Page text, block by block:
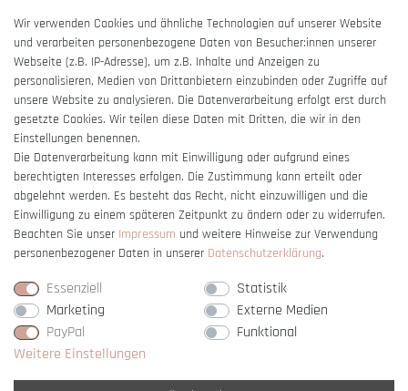
AGB
Impressum
Barrierefreiheitserklärung
Vertrag widerrufen
Wir verwenden Cookies und ähnliche Technologien auf unserer Website
und verarbeiten personenbezogene Daten von Besucher:innen unserer
Webseite (z.B. IP-Adresse), um z.B. Inhalte und Anzeigen zu
personalisieren, Medien von Drittanbietern einzubinden oder Zugriffe auf
unsere Website zu analysieren. Die Datenverarbeitung erfolgt erst durch
gesetzte Cookies. Wir teilen diese Daten mit Dritten, die wir in den
Einstellungen benennen.
Die Datenverarbeitung kann mit Einwilligung oder aufgrund eines
berechtigten Interesses erfolgen. Die Zustimmung kann erteilt oder
abgelehnt werden. Es besteht das Recht, nicht einzuwilligen und die
Einwilligung zu einem späteren Zeitpunkt zu ändern oder zu widerrufen.
Beachten Sie unser Impressum und weitere Hinweise zur Verwendung
personenbezogener Daten in unserer Daten­schutz­erklärung.
Essenziell
Statistik
Marketing
Externe Medien
PayPal
Funktional
Weitere Einstellungen